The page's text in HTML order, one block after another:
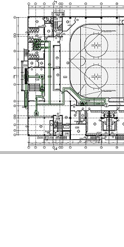
Перейти к основному содержанию